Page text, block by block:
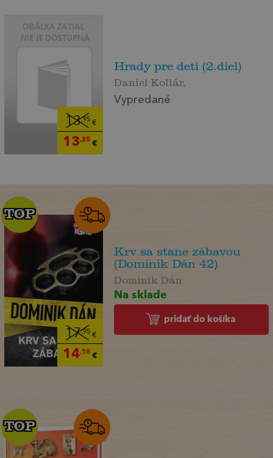
13,95€
13,25€
Hrady pre deti (2.diel)
Daniel Kollár,
Vypredané
17,95€
14,18€
TOP
TOP
Krv sa stane zábavou
(Dominik Dán 42)
Dominik Dán
Na sklade
pridať do košíka
TOP
TOP